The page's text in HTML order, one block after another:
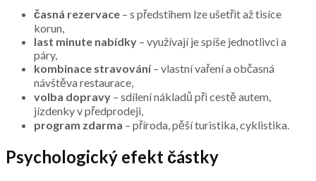
časná rezervace – s předstihem lze ušetřit až tisíce
korun,
last minute nabídky – využívají je spíše jednotlivci a
páry,
kombinace stravování– vlastní vaření a občasná
návštěva restaurace,
volba dopravy – sdílení nákladů při cestě autem,
jízdenky v předprodeji,
program zdarma – příroda, pěší turistika, cyklistika.
Psychologický efekt částky